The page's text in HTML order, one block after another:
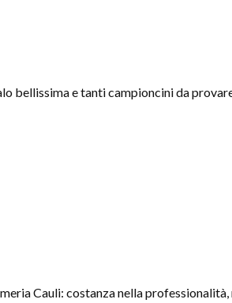
bellissima e tanti campioncini da
Cauli: costanza nella